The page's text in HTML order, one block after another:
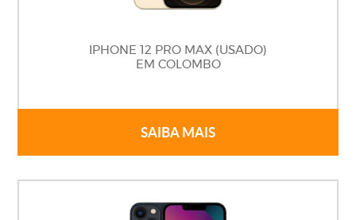
IPHONE 12 PRO MAX (USADO)
EM COLOMBO
SAIBA MAIS